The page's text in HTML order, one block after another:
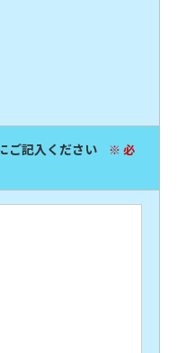
ご記入ください
※ 必